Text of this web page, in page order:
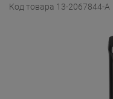
Код товара 13-2067844-A